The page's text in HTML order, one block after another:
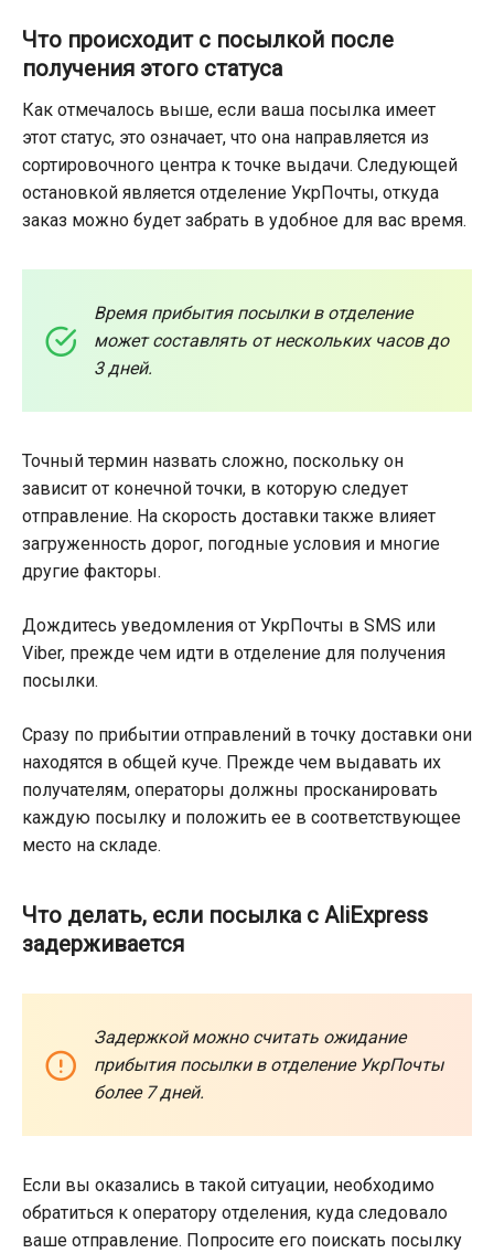
Что происходит с посылкой после
получения этого статуса
Как отмечалось выше, если ваша посылка имеет
этот статус, это означает, что она направляется из
сортировочного центра к точке выдачи. Следующей
остановкой является отделение УкрПочты, откуда
заказ можно будет забрать в удобное для вас время.
Время прибытия посылки в отделение
может составлять от нескольких часов до
3 дней.
Точный термин назвать сложно, поскольку он
зависит от конечной точки, в которую следует
отправление. На скорость доставки также влияет
загруженность дорог, погодные условия и многие
другие факторы.
Дождитесь уведомления от УкрПочты в SMS или
Viber, прежде чем идти в отделение для получения
посылки.
Сразу по прибытии отправлений в точку доставки они
находятся в общей куче. Прежде чем выдавать их
получателям, операторы должны просканировать
каждую посылку и положить ее в соответствующее
место на складе.
Что делать, если посылка с AliExpress
задерживается
Задержкой можно считать ожидание
прибытия посылки в отделение УкрПочты
более 7 дней.
Если вы оказались в такой ситуации, необходимо
обратиться к оператору отделения, куда следовало
ваше отправление. Попросите его поискать посылку